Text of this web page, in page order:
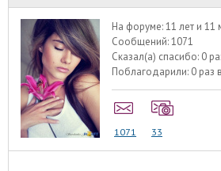
На форуме:11 лет и 11
Сообщений:1071
Сказал(а) спасибо: 0
Поблагодарили: 0 раз
1071 33